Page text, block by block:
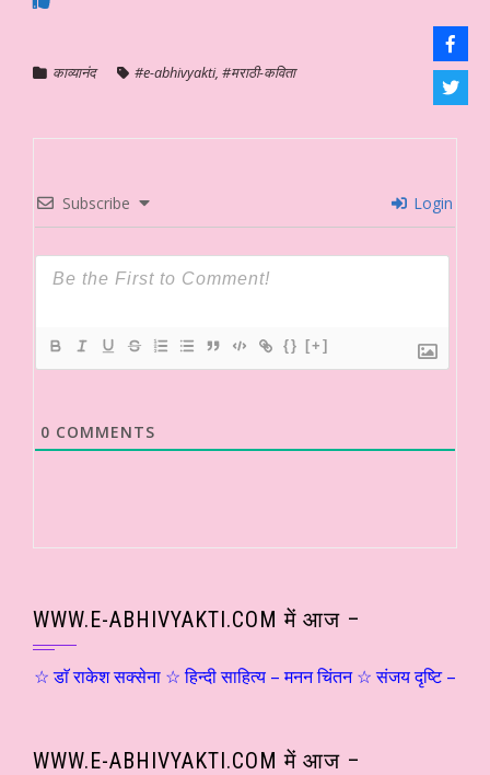
काव्यानंद #e-abhivyakti, #मराठी-कविता
Subscribe Login
{} [+]
0 COMMENTS
WWW.E-ABHIVYAKTI.COM में आज –
सक्सेना ☆ हिन्दी साहित्य – मनन चिंतन ☆ संजय दृष्टि –
WWW.E-ABHIVYAKTI.COM में आज –